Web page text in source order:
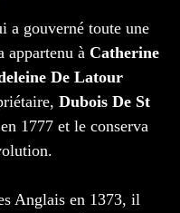
a gouverné toute une
appartenu à Catherine
De Latour
Dubois De St
1777 et le conserva
Anglais en 1373, il